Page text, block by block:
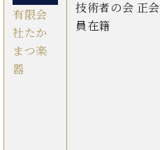
有限会
社たか
まつ楽
器
技術者の会 正会
員在籍